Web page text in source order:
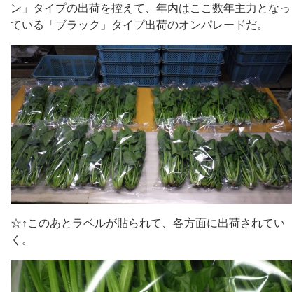
ン」タイプの出荷を控えて、年内はここ数年主力となっ
ている「ブラック」タイプ出荷のオンパレードだ。
☆↑このあとラベルが貼られて、各方面に出荷されてい
く。